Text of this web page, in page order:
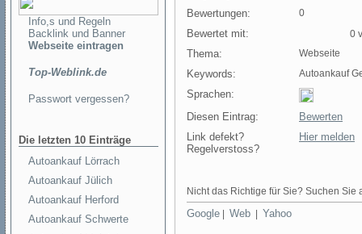
Info,s und Regeln
Backlink und Banner
Webseite eintragen
Top-Weblink.de
Passwort vergessen?
Die letzten 10 Einträge
Autoankauf Lörrach
Autoankauf Jülich
Autoankauf Herford
Autoankauf Schwerte
Bewertungen: 0
Bewertet mit: 0
Thema: Webseite
Keywords: Autoankauf
Sprachen:
Diesen Eintrag:
Bewerten
Link defekt?
Regelverstoss?
Hier melden
Nicht das Richtige für Sie? Suchen Sie
Google Web Yahoo